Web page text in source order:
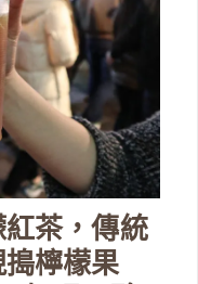
茶，傳統
檸檬果